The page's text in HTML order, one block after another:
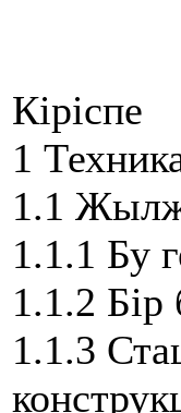
Кіріспе
1
1.1
1.1.1 Бу
1.1.2 Бір
1.1.3